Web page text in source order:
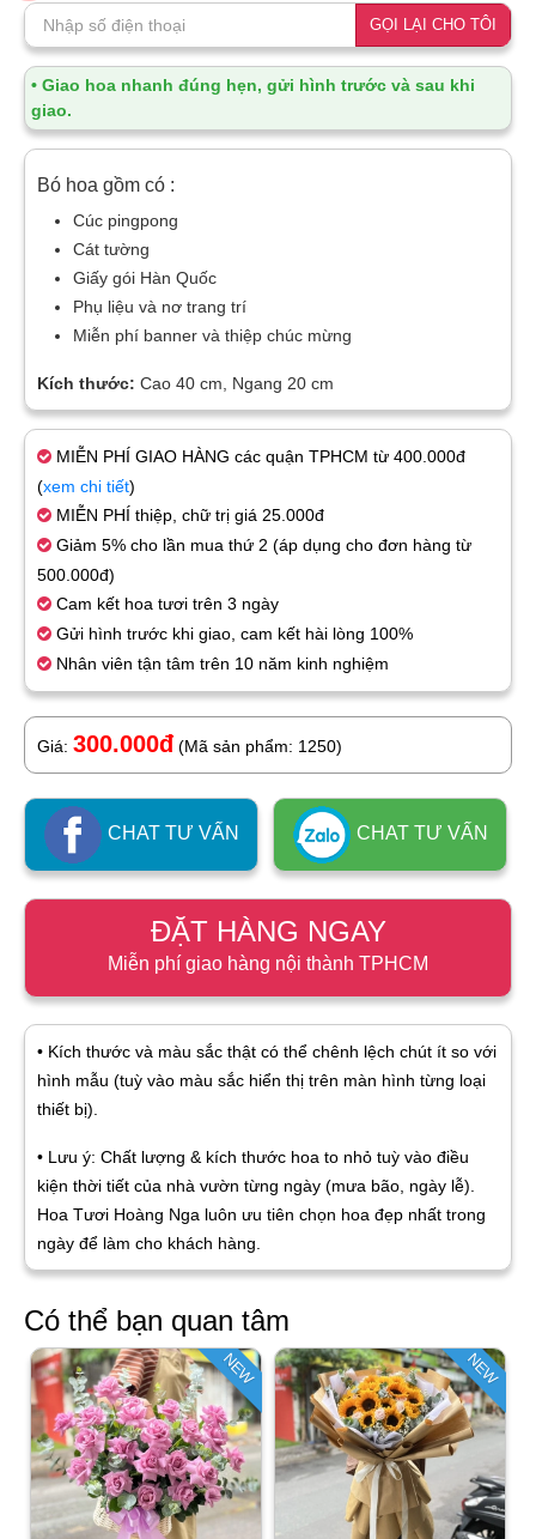
GỌI LẠI CHO TÔI
• Giao hoa nhanh đúng hẹn, gửi hình trước và sau khi
giao.
Bó hoa gồm có :
Cúc pingpong
Cát tường
Giấy gói Hàn Quốc
Phụ liệu và nơ trang trí
Miễn phí banner và thiệp chúc mừng
Kích thước: Cao 40 cm, Ngang 20 cm
MIỄN PHÍ GIAO HÀNG các quận TPHCM từ 400.000đ
(xem chi tiết)
MIỄN PHÍ thiệp, chữ trị giá 25.000đ
Giảm 5% cho lần mua thứ 2 (áp dụng cho đơn hàng từ
500.000đ)
Cam kết hoa tươi trên 3 ngày
Gửi hình trước khi giao, cam kết hài lòng 100%
Nhân viên tận tâm trên 10 năm kinh nghiệm
Giá: 300.000đ (Mã sản phẩm: 1250)
CHAT TƯ VẤN CHAT TƯ VẤN
ĐẶT HÀNG NGAY
Miễn phí giao hàng nội thành TPHCM
• Kích thước và màu sắc thật có thể chênh lệch chút ít so với
hình mẫu (tuỳ vào màu sắc hiển thị trên màn hình từng loại
thiết bị).
• Lưu ý: Chất lượng & kích thước hoa to nhỏ tuỳ vào điều
kiện thời tiết của nhà vườn từng ngày (mưa bão, ngày lễ).
Hoa Tươi Hoàng Nga luôn ưu tiên chọn hoa đẹp nhất trong
ngày để làm cho khách hàng.
Có thể bạn quan tâm
NEW NEW